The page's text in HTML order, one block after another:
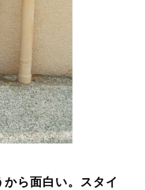
ら面白い。スタイ